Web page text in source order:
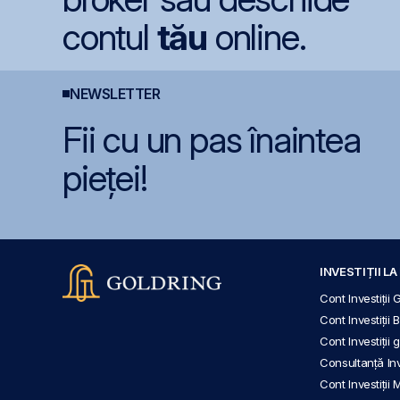
contul tău online.
NEWSLETTER
Fii cu un pas înaintea
pieței!
INVESTIȚII LA
Cont Investiții
Cont Investiții
Cont Investiții
Consultanță
Cont Investiții